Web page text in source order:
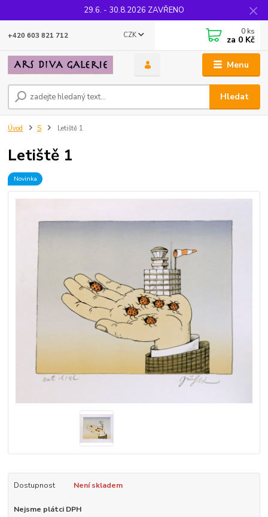
29.6. - 30.8.2026 ZAVŘENO
Menu
CZK
Hledat
+420 603 821 712 0 ks
za 0 Kč
Úvod S Letiště 1
Letiště 1
Novinka
Dostupnost Není skladem
Nejsme plátci DPH